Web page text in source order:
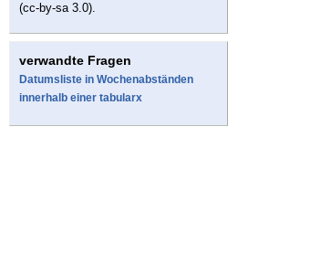
}
(cc-by-sa 3.0).
verwandte Fragen
Datumsliste in Wochenabständen
innerhalb einer tabularx